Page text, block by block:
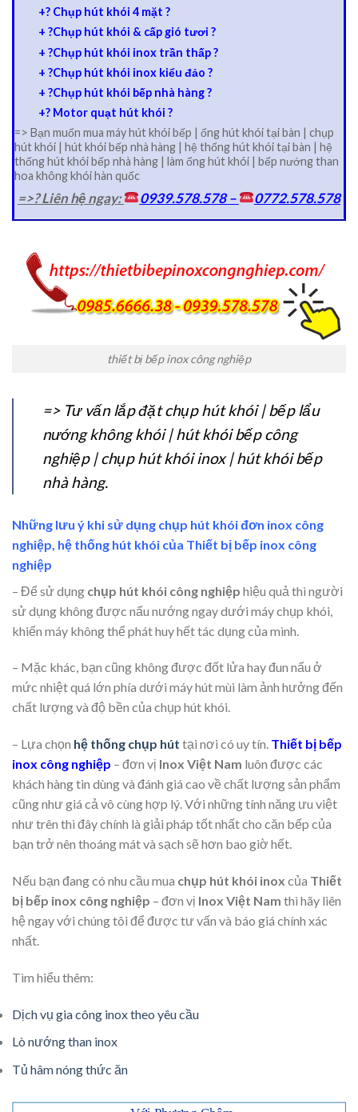
+? Chụp hút khói 4 mặt ?
+ ?Chụp hút khói & cấp gió tươi ?
+ ?Chụp hút khói inox trần thấp ?
+ ?Chụp hút khói inox kiểu đảo ?
+ ?Chụp hút khói bếp nhà hàng ?
+? Motor quạt hút khói ?
=> Bạn muốn mua máy hút khói bếp | ống hút khói tại bàn | chụp
hút khói | hút khói bếp nhà hàng | hệ thống hút khói tại bàn | hệ
thống hút khói bếp nhà hàng | làm ống hút khói | bếp nướng than
hoa không khói hàn quốc
=>? Liên hệ ngay: 0939.578.578 – 0772.578.578
thiết bị bếp inox công nghiệp
=> Tư vấn lắp đặt chụp hút khói | bếp lẩu
nướng không khói | hút khói bếp công
nghiệp | chụp hút khói inox | hút khói bếp
nhà hàng.
Những lưu ý khi sử dụng chụp hút khói đơn inox công
nghiệp, hệ thống hút khói của Thiết bị bếp inox công
nghiệp
– Để sử dụng chụp hút khói công nghiệp hiệu quả thì người
sử dụng không được nấu nướng ngay dưới máy chụp khói,
khiến máy không thể phát huy hết tác dụng của mình.
– Mặc khác, bạn cũng không được đốt lửa hay đun nấu ở
mức nhiệt quá lớn phía dưới máy hút mùi làm ảnh hưởng đến
chất lượng và độ bền của chụp hút khói.
– Lựa chọn hệ thống chụp hút tại nơi có uy tín. Thiết bị bếp
inox công nghiệp – đơn vị Inox Việt Nam luôn được các
khách hàng tin dùng và đánh giá cao về chất lượng sản phẩm
cũng như giá cả vô cùng hợp lý. Với những tính năng ưu việt
như trên thì đây chính là giải pháp tốt nhất cho căn bếp của
bạn trở nên thoáng mát và sạch sẽ hơn bao giờ hết.
Nếu bạn đang có nhu cầu mua chụp hút khói inox của Thiết
bị bếp inox công nghiệp – đơn vị Inox Việt Nam thì hãy liên
hệ ngay với chúng tôi để được tư vấn và báo giá chính xác
nhất.
Tìm hiểu thêm:
Dịch vụ gia công inox theo yêu cầu
Lò nướng than inox
Tủ hâm nóng thức ăn